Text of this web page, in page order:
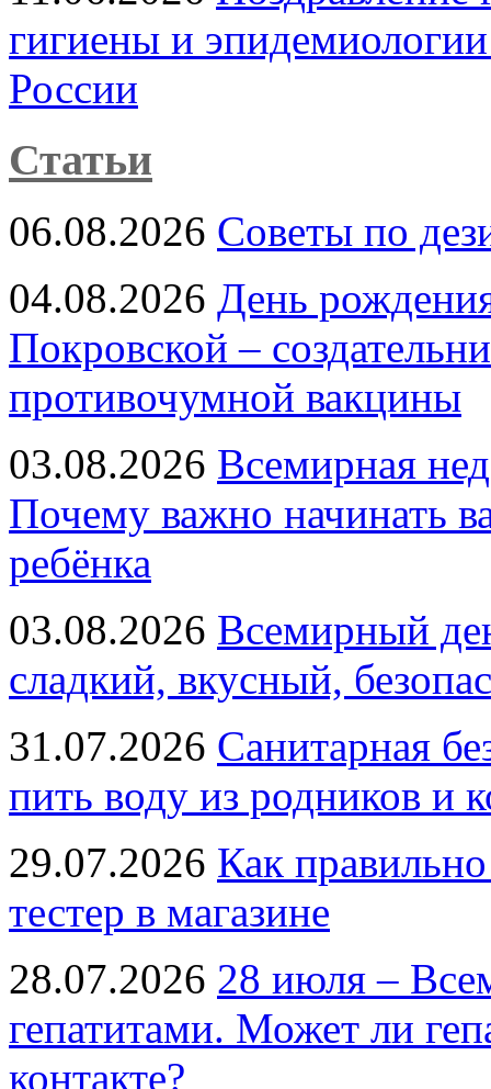
гигиены и
России
Статьи
06.08.2026 Советы по
04.08.2026 День
Покровской –
противочумной вакцины
03.08.2026 Всемирная
Почему важно начинать
ребёнка
03.08.2026 Всемирный
сладкий, вкусный,
31.07.2026 Санитарная
пить воду из родников и
29.07.2026 Как
тестер в магазине
28.07.2026 28 июля –
гепатитами. Может ли
контакте?